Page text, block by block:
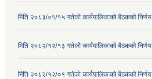
मिति २०८३/०१/१५ गतेकाे कार्यपालिकाको बैठकको निर्णय
मिति २०८२/१२/१३ गतेकाे कार्यपालिकाको बैठकको निर्णय
मिति २०८२/१२/०१ गतेकाे कार्यपालिकाको बैठकको निर्णय